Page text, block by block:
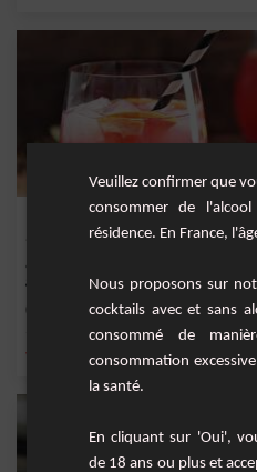
&nbsp;La vodka est une base forte qui
grenadine et l...
vodka sirop de grenadine,Jus de pomme
Veuillez confirmer que
consommer de
résidence. En France,
Nous proposons sur
cocktails avec et sans
consommé de
consommation
la santé.
En cliquant sur 'Oui',
de 18 ans ou plus et